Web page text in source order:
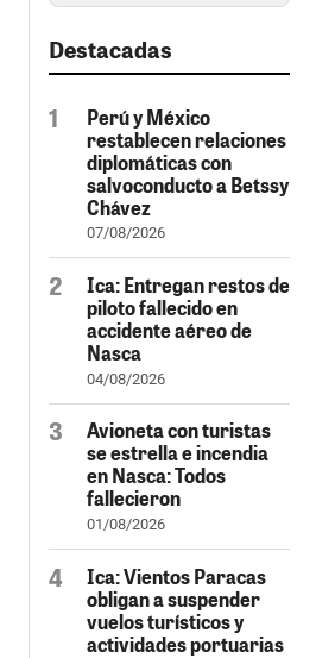
Destacadas
Perú y México
restablecen relaciones
diplomáticas con
salvoconducto a Betssy
Chávez
07/08/2026
Ica: Entregan restos de
piloto fallecido en
accidente aéreo de
Nasca
04/08/2026
Avioneta con turistas
se estrella e incendia
en Nasca: Todos
fallecieron
01/08/2026
Ica: Vientos Paracas
obligan a suspender
vuelos turísticos y
actividades portuarias